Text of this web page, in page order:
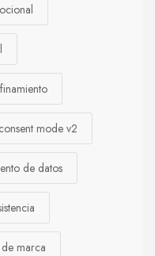
consent mode v2
de datos
marca